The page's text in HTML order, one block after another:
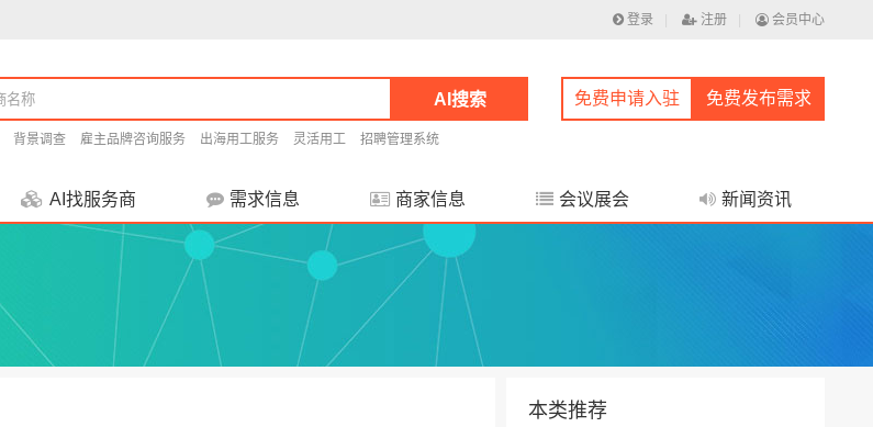
登录 注册 会员中心
AI搜索
背景调查 雇主品牌咨询服务 出海用工服务 灵活用工 招聘管理系统
免费申请入驻 免费发布需求
AI找服务商 需求信息 商家信息 会议展会 新闻资讯
本类推荐